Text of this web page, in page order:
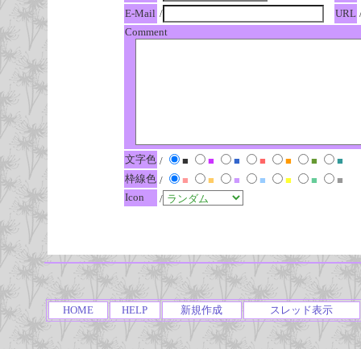
E-Mail / URL
Comment
文字色 / ■ ■ ■ ■ ■ ■
■
枠線色 / ■ ■ ■ ■ ■ ■
■
Icon
/
HOME HELP 新規作成 スレッド表示